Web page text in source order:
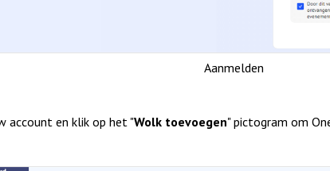
Aanmelden
account en klik op het "Wolk toevoegen" pictogram om